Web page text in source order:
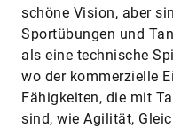
schöne Vision, aber
Sportübungen und
als eine technische
wo der kommerzielle
Fähigkeiten, die mit
sind, wie Agilität,